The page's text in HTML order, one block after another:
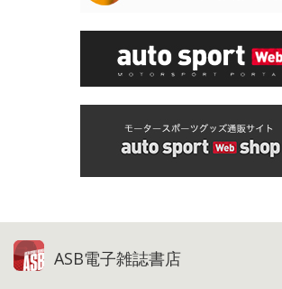
ASB電子雑誌書店